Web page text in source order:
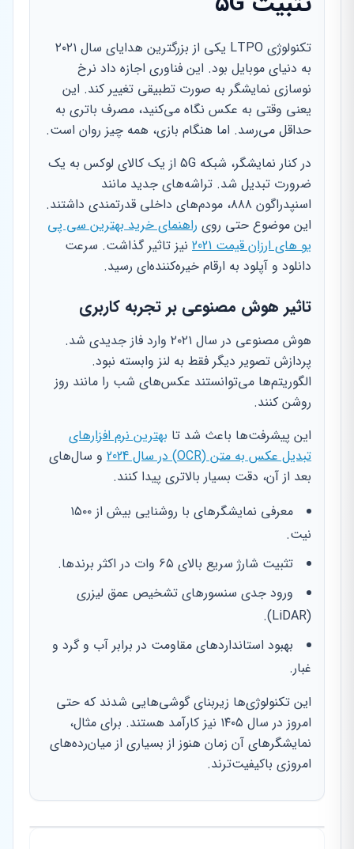
تکنولوژی LTPO یکی از بزرگترین هدایای سال ۲۰۲۱
به دنیای موبایل بود. این فناوری اجازه داد نرخ
نوسازی نمایشگر به صورت تطبیقی تغییر کند. این
یعنی وقتی به عکس نگاه می‌کنید، مصرف باتری به
حداقل می‌رسد. اما هنگام بازی، همه چیز روان است.
در کنار نمایشگر، شبکه 5G از یک کالای لوکس به یک
ضرورت تبدیل شد. تراشه‌های جدید مانند
اسنپدراگون ۸۸۸، مودم‌های داخلی قدرتمندی داشتند.
این موضوع حتی روی راهنمای خرید بهترین سی پی
یو های ارزان قیمت 2021
نیز تاثیر گذاشت. سرعت
دانلود و آپلود به ارقام خیره‌کننده‌ای رسید.
تاثیر هوش مصنوعی بر تجربه کاربری
هوش مصنوعی در سال ۲۰۲۱ وارد فاز جدیدی شد.
پردازش تصویر دیگر فقط به لنز وابسته نبود.
الگوریتم‌ها می‌توانستند عکس‌های شب را مانند روز
روشن کنند.
این پیشرفت‌ها باعث شد تا بهترین نرم افزارهای
تبدیل عکس به متن (OCR) در سال 2024
و سال‌های
بعد از آن، دقت بسیار بالاتری پیدا کنند.
معرفی نمایشگرهای با روشنایی بیش از ۱۵۰۰
نیت.
تثبیت شارژ سریع بالای ۶۵ وات در اکثر برندها.
ورود جدی سنسورهای تشخیص عمق لیزری
(LiDAR).
بهبود استانداردهای مقاومت در برابر آب و گرد و
غبار.
این تکنولوژی‌ها زیربنای گوشی‌هایی شدند که حتی
امروز در سال ۱۴۰۵ نیز کارآمد هستند. برای مثال،
نمایشگرهای آن زمان هنوز از بسیاری از میان‌رده‌های
امروزی باکیفیت‌ترند.